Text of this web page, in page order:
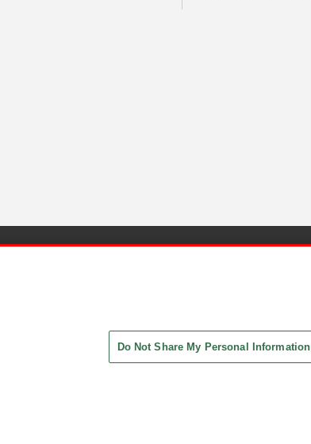
Do Not Share My Personal Information